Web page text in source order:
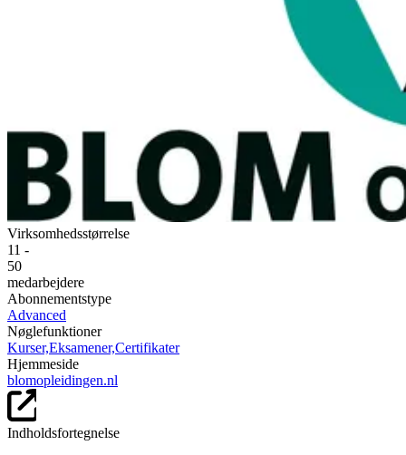
Virksomhedsstørrelse
11 -
50
medarbejdere
Abonnementstype
Advanced
Nøglefunktioner
Kurser,Eksamener,Certifikater
Hjemmeside
blomopleidingen.nl
Indholdsfortegnelse